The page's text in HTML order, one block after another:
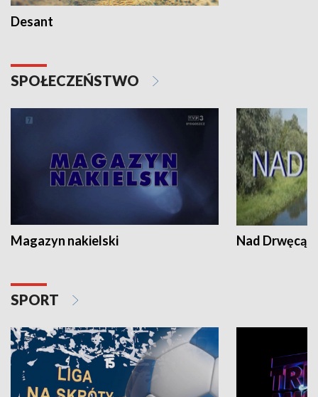
Desant
SPOŁECZEŃSTWO
Magazyn nakielski Nad Drwęcą
SPORT